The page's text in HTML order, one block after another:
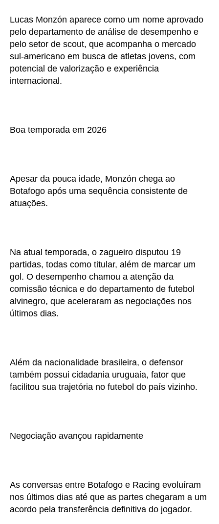
Lucas Monzón aparece como um nome aprovado
pelo departamento de análise de desempenho e
pelo setor de scout, que acompanha o mercado
sul-americano em busca de atletas jovens, com
potencial de valorização e experiência
internacional.
Boa temporada em 2026
Apesar da pouca idade, Monzón chega ao
Botafogo após uma sequência consistente de
atuações.
Na atual temporada, o zagueiro disputou 19
partidas, todas como titular, além de marcar um
gol. O desempenho chamou a atenção da
comissão técnica e do departamento de futebol
alvinegro, que aceleraram as negociações nos
últimos dias.
Além da nacionalidade brasileira, o defensor
também possui cidadania uruguaia, fator que
facilitou sua trajetória no futebol do país vizinho.
Negociação avançou rapidamente
As conversas entre Botafogo e Racing evoluíram
nos últimos dias até que as partes chegaram a um
acordo pela transferência definitiva do jogador.